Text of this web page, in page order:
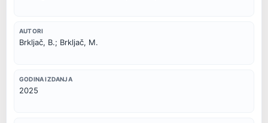
AUTORI
Brkljač, B.; Brkljač, M.
GODINA IZDANJA
2025